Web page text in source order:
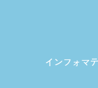
インフォマ